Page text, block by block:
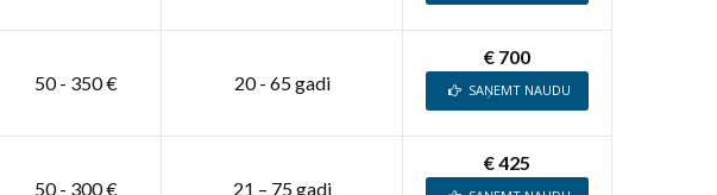
50 - 350 € 20 - 65 gadi
€ 700
SAŅEMT NAUDU
50 - 300 € 21 – 75 gadi
€ 425